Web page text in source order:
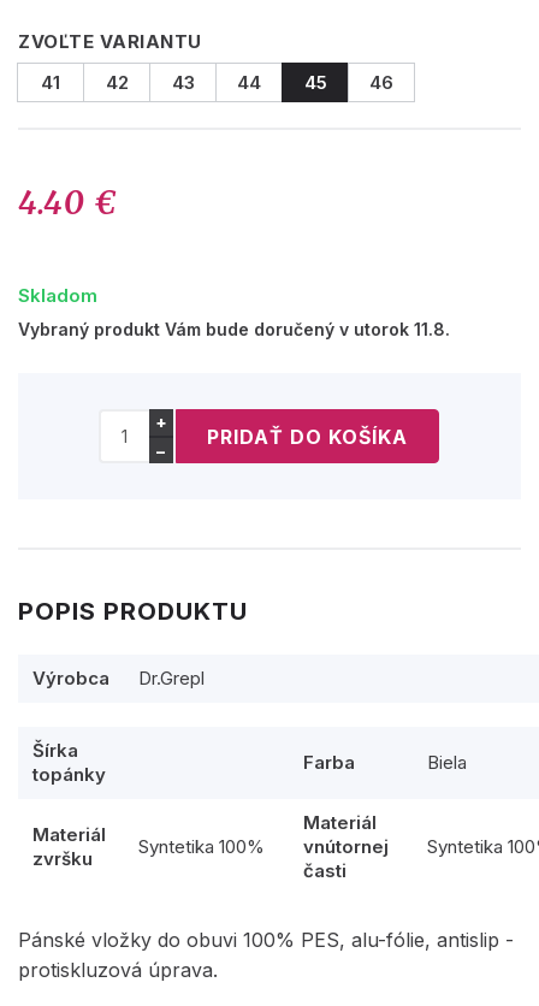
ZVOĽTE VARIANTU
41
42 43 44 45 46
4.40 €
Skladom
Vybraný produkt Vám bude doručený v utorok 11.8.
+
−
POPIS PRODUKTU
Výrobca Dr.Grepl
Šírka
topánky
Farba Biela
Materiál
zvršku
Syntetika 100%
Materiál
vnútornej
časti
Syntetika
Pánské vložky do obuvi 100% PES, alu-fólie, antislip -
protiskluzová úprava.